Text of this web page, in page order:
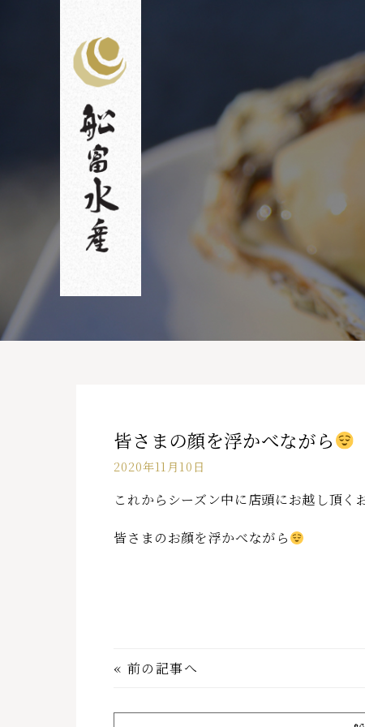
皆さまの顔を浮かべながら
2020年11月10日
これからシーズン中に店頭にお越し頂
皆さまのお顔を浮かべながら
« 前の記事へ